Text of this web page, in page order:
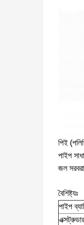
পিই
পাইপ
জল
বৈশিষ্ট্যঃ
পাইপ
এক্সট্রুডার